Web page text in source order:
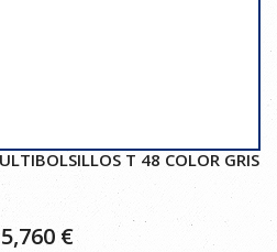
T 48 COLOR GRIS
€